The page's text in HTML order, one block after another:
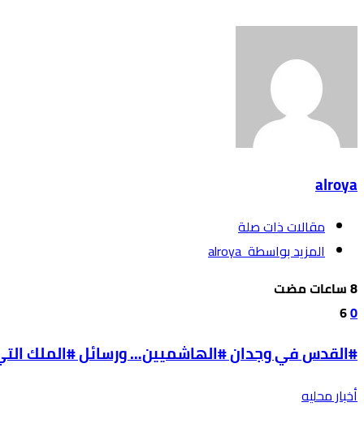
alroya
‫مقالات ذات صلة‬
‫‫المزيد بواسطة‬ ‬ alroya
0
6
#القدس في وجدان #الهاشميين… ورسائل #الملك التي
أخبار محليه